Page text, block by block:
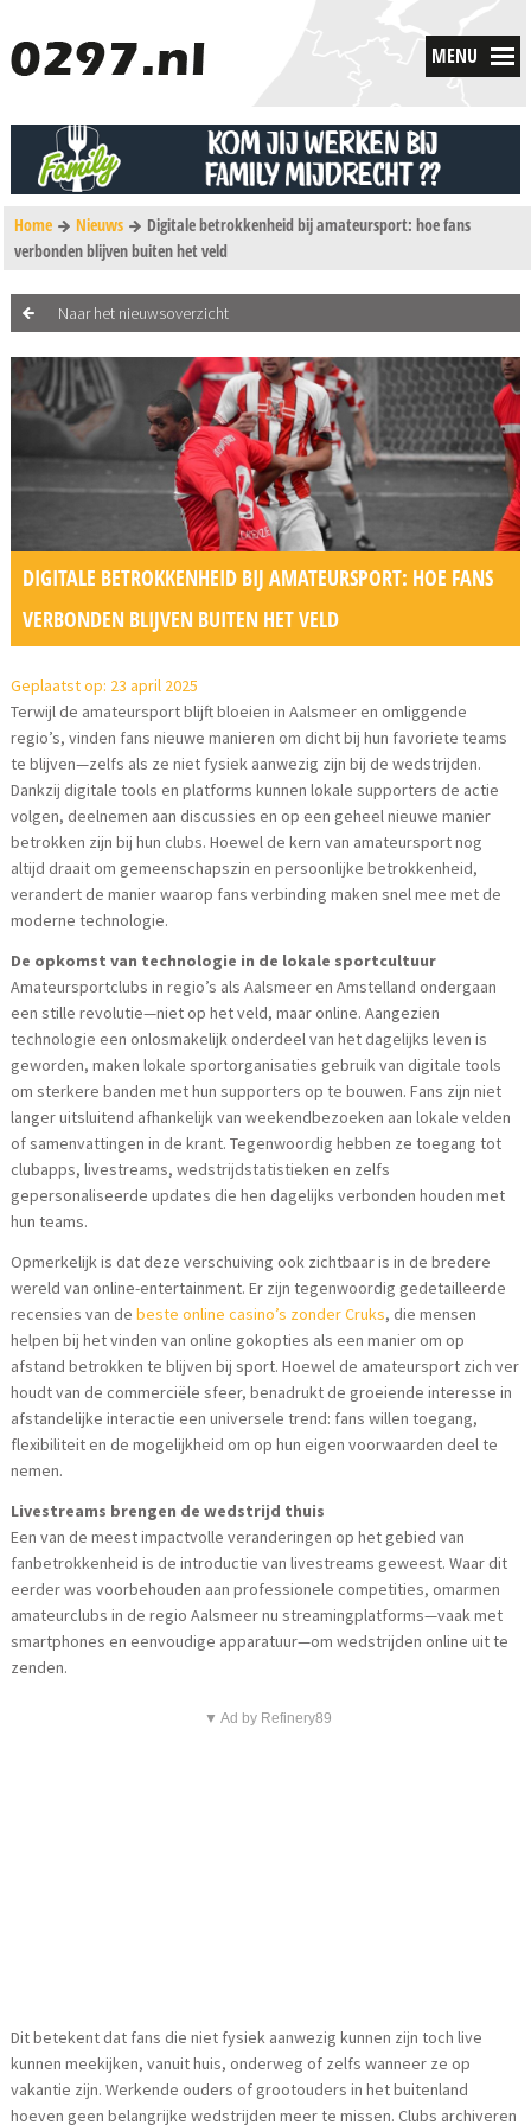
MENU
Home Nieuws
Digitale betrokkenheid bij amateursport: hoe fans
verbonden blijven buiten het veld
Naar het nieuwsoverzicht
DIGITALE BETROKKENHEID BIJ AMATEURSPORT: HOE FANS
VERBONDEN BLIJVEN BUITEN HET VELD
Geplaatst op: 23 april 2025
Terwijl de amateursport blijft bloeien in Aalsmeer en omliggende
regio’s, vinden fans nieuwe manieren om dicht bij hun favoriete teams
te blijven—zelfs als ze niet fysiek aanwezig zijn bij de wedstrijden.
Dankzij digitale tools en platforms kunnen lokale supporters de actie
volgen, deelnemen aan discussies en op een geheel nieuwe manier
betrokken zijn bij hun clubs. Hoewel de kern van amateursport nog
altijd draait om gemeenschapszin en persoonlijke betrokkenheid,
verandert de manier waarop fans verbinding maken snel mee met de
moderne technologie.
De opkomst van technologie in de lokale sportcultuur
Amateursportclubs in regio’s als Aalsmeer en Amstelland ondergaan
een stille revolutie—niet op het veld, maar online. Aangezien
technologie een onlosmakelijk onderdeel van het dagelijks leven is
geworden, maken lokale sportorganisaties gebruik van digitale tools
om sterkere banden met hun supporters op te bouwen. Fans zijn niet
langer uitsluitend afhankelijk van weekendbezoeken aan lokale velden
of samenvattingen in de krant. Tegenwoordig hebben ze toegang tot
clubapps, livestreams, wedstrijdstatistieken en zelfs
gepersonaliseerde updates die hen dagelijks verbonden houden met
hun teams.
Opmerkelijk is dat deze verschuiving ook zichtbaar is in de bredere
wereld van online-entertainment. Er zijn tegenwoordig gedetailleerde
recensies van debeste online casino’s zonder Cruks, die mensen
helpen bij het vinden van online gokopties als een manier om op
afstand betrokken te blijven bij sport. Hoewel de amateursport zich ver
houdt van de commerciële sfeer, benadrukt de groeiende interesse in
afstandelijke interactie een universele trend: fans willen toegang,
flexibiliteit en de mogelijkheid om op hun eigen voorwaarden deel te
nemen.
Livestreams brengen de wedstrijd thuis
Een van de meest impactvolle veranderingen op het gebied van
fanbetrokkenheid is de introductie van livestreams geweest. Waar dit
eerder was voorbehouden aan professionele competities, omarmen
amateurclubs in de regio Aalsmeer nu streamingplatforms—vaak met
smartphones en eenvoudige apparatuur—om wedstrijden online uit te
zenden.
▼ Ad by Refinery89
Dit betekent dat fans die niet fysiek aanwezig kunnen zijn toch live
kunnen meekijken, vanuit huis, onderweg of zelfs wanneer ze op
vakantie zijn. Werkende ouders of grootouders in het buitenland
hoeven geen belangrijke wedstrijden meer te missen. Clubs archiveren